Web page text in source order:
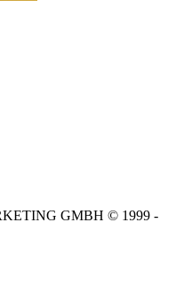
GMBH © 1999 -